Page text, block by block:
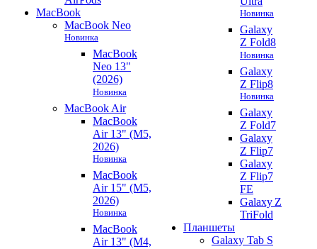
MacBook
MacBook Neo
Новинка
MacBook
Neo 13"
(2026)
Новинка
MacBook Air
MacBook
Air 13" (M5,
2026)
Новинка
MacBook
Air 15" (M5,
2026)
Новинка
MacBook
Air 13" (M4,
Новинка
Galaxy
Z Fold8
Новинка
Galaxy
Z Flip8
Новинка
Galaxy
Z Fold7
Galaxy
Z Flip7
Galaxy
Z Flip7
FE
Galaxy Z
TriFold
Планшеты
Galaxy Tab S